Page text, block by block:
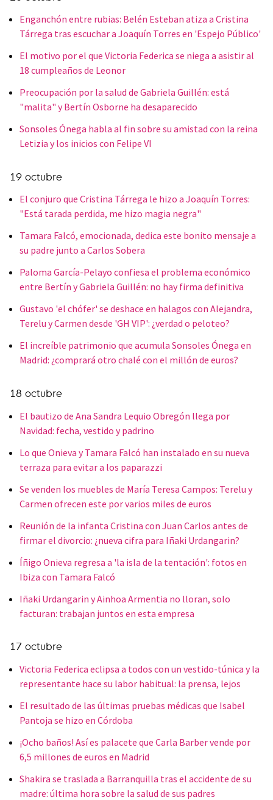
Enganchón entre rubias: Belén Esteban atiza a Cristina
Tárrega tras escuchar a Joaquín Torres en 'Espejo Público'
El motivo por el que Victoria Federica se niega a asistir al
18 cumpleaños de Leonor
Preocupación por la salud de Gabriela Guillén: está
"malita" y Bertín Osborne ha desaparecido
Sonsoles Ónega habla al fin sobre su amistad con la reina
Letizia y los inicios con Felipe VI
19 octubre
El conjuro que Cristina Tárrega le hizo a Joaquín Torres:
"Está tarada perdida, me hizo magia negra"
Tamara Falcó, emocionada, dedica este bonito mensaje a
su padre junto a Carlos Sobera
Paloma García-Pelayo confiesa el problema económico
entre Bertín y Gabriela Guillén: no hay firma definitiva
Gustavo 'el chófer' se deshace en halagos con Alejandra,
Terelu y Carmen desde 'GH VIP': ¿verdad o peloteo?
El increíble patrimonio que acumula Sonsoles Ónega en
Madrid: ¿comprará otro chalé con el millón de euros?
18 octubre
El bautizo de Ana Sandra Lequio Obregón llega por
Navidad: fecha, vestido y padrino
Lo que Onieva y Tamara Falcó han instalado en su nueva
terraza para evitar a los paparazzi
Se venden los muebles de María Teresa Campos: Terelu y
Carmen ofrecen este por varios miles de euros
Reunión de la infanta Cristina con Juan Carlos antes de
firmar el divorcio: ¿nueva cifra para Iñaki Urdangarin?
Íñigo Onieva regresa a 'la isla de la tentación': fotos en
Ibiza con Tamara Falcó
Iñaki Urdangarin y Ainhoa Armentia no lloran, solo
facturan: trabajan juntos en esta empresa
17 octubre
Victoria Federica eclipsa a todos con un vestido-túnica y la
representante hace su labor habitual: la prensa, lejos
El resultado de las últimas pruebas médicas que Isabel
Pantoja se hizo en Córdoba
¡Ocho baños! Así es palacete que Carla Barber vende por
6,5 millones de euros en Madrid
Shakira se traslada a Barranquilla tras el accidente de su
madre: última hora sobre la salud de sus padres